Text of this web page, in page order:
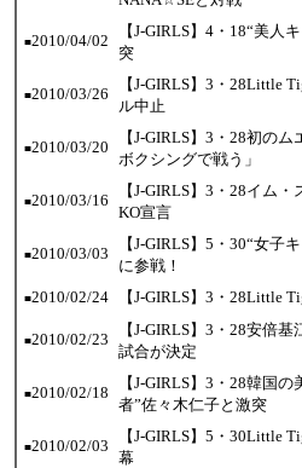
■2010/04/02
【J-GIRLS】4・18“美人
突
■2010/03/26
【J-GIRLS】3・28Little
ル中止
■2010/03/20
【J-GIRLS】3・28初の
ボクシングで戦う」
■2010/03/16
【J-GIRLS】3・28イム
KO宣言
■2010/03/03
【J-GIRLS】5・30“女子
に参戦！
■2010/02/24 【J-GIRLS】3・28Little
■2010/02/23
【J-GIRLS】3・28安倍
試合が決定
■2010/02/18
【J-GIRLS】3・28韓国
者”佐々木仁子と激突
■2010/02/03
【J-GIRLS】5・30Little
幕